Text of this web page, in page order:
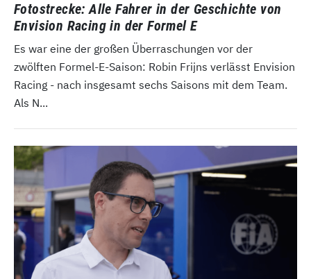
Fotostrecke: Alle Fahrer in der Geschichte von
Envision Racing in der Formel E
Es war eine der großen Überraschungen vor der
zwölften Formel-E-Saison: Robin Frijns verlässt Envision
Racing - nach insgesamt sechs Saisons mit dem Team.
Als N...